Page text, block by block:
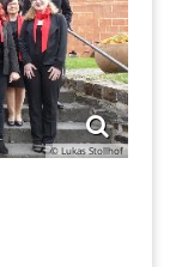
© Lukas Stollhof